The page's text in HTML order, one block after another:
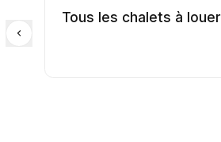
Tous les chalets à louer